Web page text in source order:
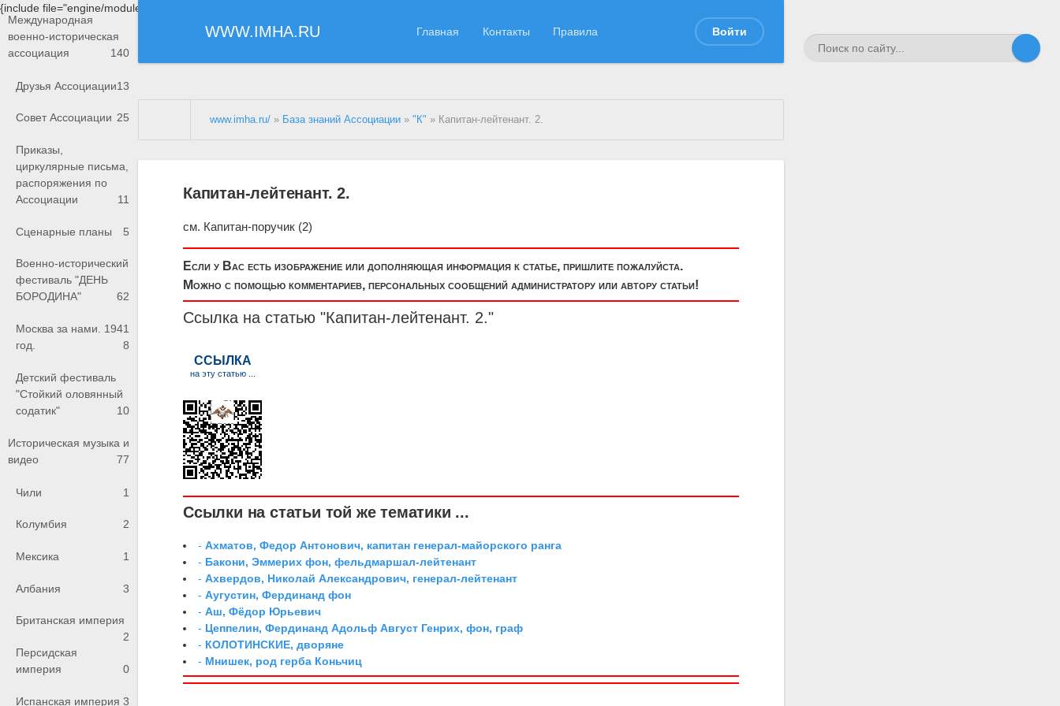
{include file="engine/modules/saperu/head.php"}
WWW.IMHA.RU Главная Контакты Правила Войти
Международная
военно-историческая
ассоциация
140
Друзья Ассоциации13
Совет Ассоциации 25
Приказы,
циркулярные письма,
распоряжения по
Ассоциации
11
Сценарные планы 5
Военно-исторический
фестиваль "ДЕНЬ
БОРОДИНА"
62
Москва за нами. 1941
год.
8
Детский фестиваль
"Стойкий оловянный
содатик"
10
Историческая музыка и
видео
77
Чили 1
Колумбия 2
Мексика 1
Албания 3
Британская империя
2
Персидская
империя
0
Испанская империя 3
www.imha.ru/ » База знаний Ассоциации »"К" » Капитан-лейтенант. 2.
Капитан-лейтенант. 2.
см. Капитан-поручик (2)
Если у Вас есть изображение или дополняющая информация к статье, пришлите пожалуйста.
Можно с помощью комментариев, персональных сообщений администратору или автору статьи!
Ссылка на статью "Капитан-лейтенант. 2."
Ссылки на статьи той же тематики ...
-Ахматов, Федор Антонович, капитан генерал-майорского ранга
- Бакони, Эммерих фон, фельдмаршал-лейтенант
-Ахвердов, Николай Александрович, генерал-лейтенант
-Аугустин, Фердинанд фон
-Аш, Фёдор Юрьевич
- Цеппелин, Фердинанд Адольф Август Генрих, фон, граф
- КОЛОТИНСКИЕ, дворяне
- Мнишек, род герба Коньчиц